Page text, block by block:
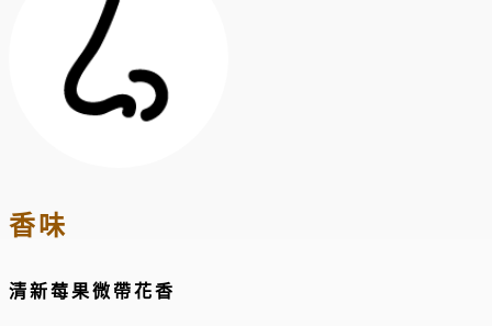
香味
清新莓果微帶花香